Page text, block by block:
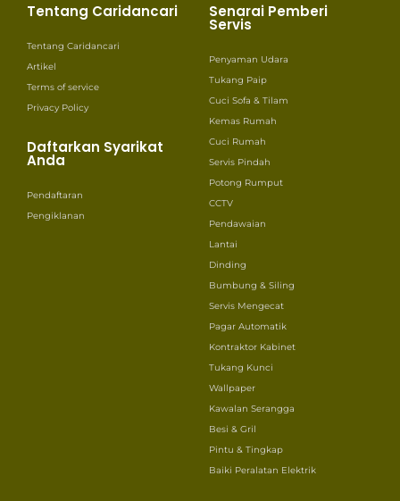
Tentang Caridancari
Tentang Caridancari
Artikel
Terms of service
Privacy Policy
Daftarkan Syarikat
Anda
Pendaftaran
Pengiklanan
Senarai Pemberi
Servis
Penyaman Udara
Tukang Paip
Cuci Sofa & Tilam
Kemas Rumah
Cuci Rumah
Servis Pindah
Potong Rumput
CCTV
Pendawaian
Lantai
Dinding
Bumbung & Siling
Servis Mengecat
Pagar Automatik
Kontraktor Kabinet
Tukang Kunci
Wallpaper
Kawalan Serangga
Besi & Gril
Pintu & Tingkap
Baiki Peralatan Elektrik